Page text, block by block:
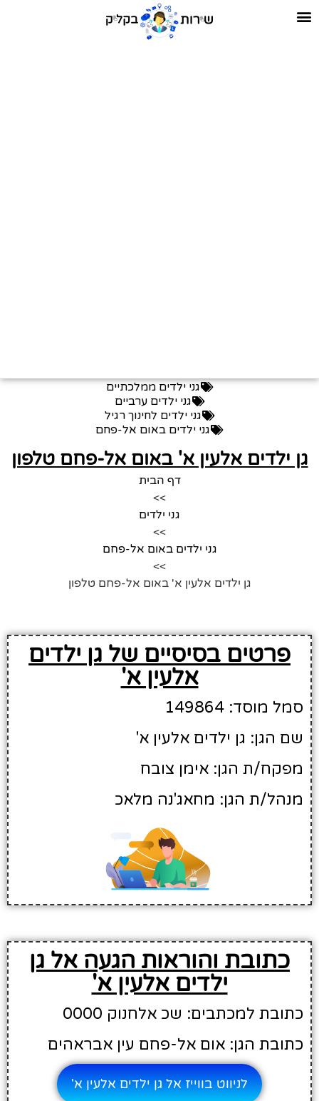
גני ילדים ממלכתיים
גני ילדים ערביים
גני ילדים לחינוך רגיל
גני ילדים באום אל-פחם
גן ילדים אלעין א' באום אל-פחם טלפון
דף הבית
>>
גני ילדים
>>
גני ילדים באום אל-פחם
>>
גן ילדים אלעין א' באום אל-פחם טלפון
פרטים בסיסיים של גן ילדים
אלעין א'
סמל מוסד: 149864
שם הגן: גן ילדים אלעין א'
מפקח/ת הגן: אימן צובח
מנהל/ת הגן: מחאג'נה מלאכ
כתובת והוראות הגעה אל גן
ילדים אלעין א'
כתובת למכתבים: שכ אלחנוק 0000
כתובת הגן: אום אל-פחם עין אבראהים
לניווט בווייז אל גן ילדים אלעין א'